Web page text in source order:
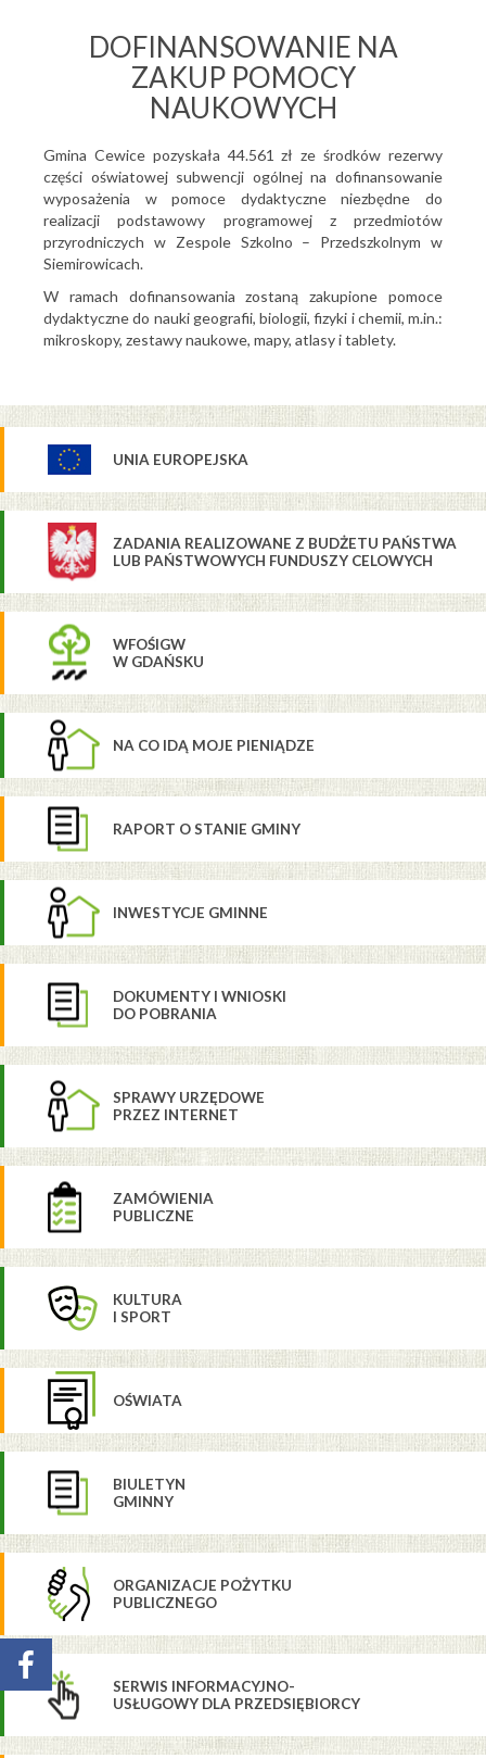
DOFINANSOWANIE NA
ZAKUP POMOCY
NAUKOWYCH
Gmina Cewice pozyskała 44.561 zł ze środków rezerwy
części oświatowej subwencji ogólnej na dofinansowanie
wyposażenia w pomoce dydaktyczne niezbędne do
realizacji podstawowy programowej z przedmiotów
przyrodniczych w Zespole Szkolno – Przedszkolnym w
Siemirowicach.
W ramach dofinansowania zostaną zakupione pomoce
dydaktyczne do nauki geografii, biologii, fizyki i chemii, m.in.:
mikroskopy, zestawy naukowe, mapy, atlasy i tablety.
UNIA EUROPEJSKA
ZADANIA REALIZOWANE Z BUDŻETU PAŃSTWA
LUB PAŃSTWOWYCH FUNDUSZY CELOWYCH
WFOŚIGW
W GDAŃSKU
NA CO IDĄ MOJE PIENIĄDZE
RAPORT O STANIE GMINY
INWESTYCJE GMINNE
DOKUMENTY I WNIOSKI
DO POBRANIA
SPRAWY URZĘDOWE
PRZEZ INTERNET
ZAMÓWIENIA
PUBLICZNE
KULTURA
I SPORT
OŚWIATA
BIULETYN
GMINNY
ORGANIZACJE POŻYTKU
PUBLICZNEGO
SERWIS INFORMACYJNO-
USŁUGOWY DLA PRZEDSIĘBIORCY